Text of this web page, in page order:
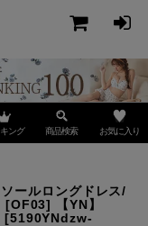
ング 商品検索 お気に入り
ールロングドレス/
【YN】
[5190YNdzw-